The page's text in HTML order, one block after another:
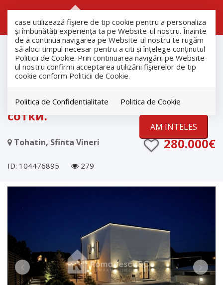
case utilizează fişiere de tip cookie pentru a personaliza
și îmbunătăți experiența ta pe Website-ul nostru. Înainte
de a continua navigarea pe Website-ul nostru te rugăm
să aloci timpul necesar pentru a citi și înțelege conținutul
Politicii de Cookie. Prin continuarea navigării pe Website-
ul nostru confirmi acceptarea utilizării fişierelor de tip
cookie conform Politicii de Cookie.
Politica de Confidentialitate Politica de Cookie
AM INTELES
продажа
Дома
Tohatin
уровня, 162,6 м² + участок 6,72
сотки.
Tohatin, Sfinta Vineri 280.000€
ID: 104476895 279